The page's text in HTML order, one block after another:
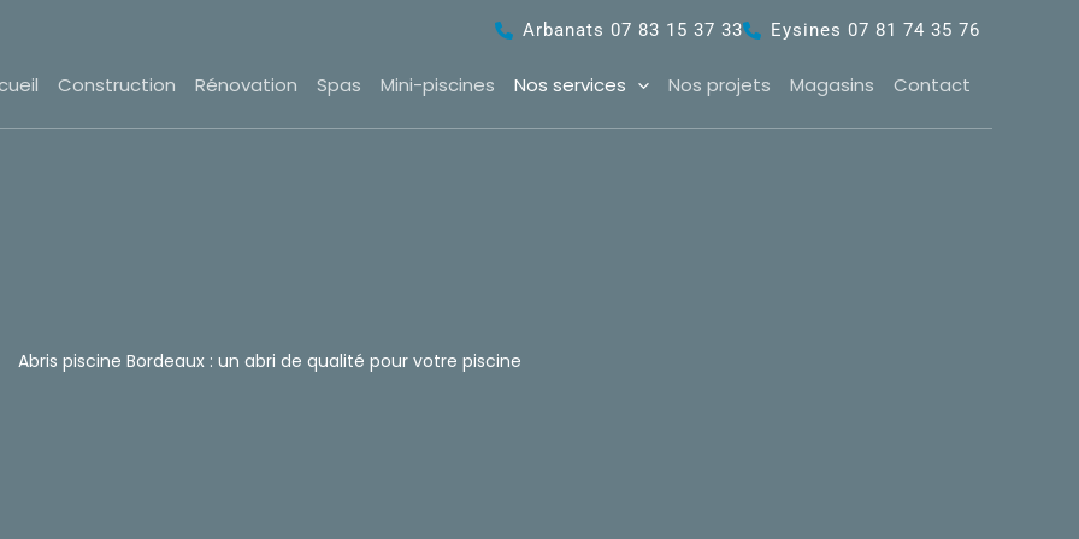
Construction Rénovation Spas Mini-piscines Nos services Nos projets Magasins Contact
Arbanats 07 83 15 37 33 Eysines 07 81 74 35 76
Abris piscine Bordeaux : un abri de qualité pour votre piscine